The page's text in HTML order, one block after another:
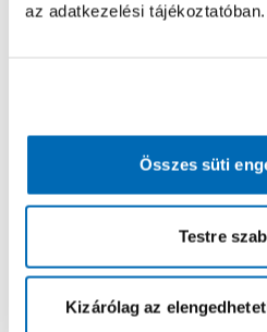
az adatkezelési tájékoztatóban.
Összes süti
Testre
Kizárólag az